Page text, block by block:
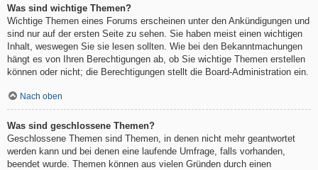
Was sind wichtige Themen?
Wichtige Themen eines Forums erscheinen unter den Ankündigungen und
sind nur auf der ersten Seite zu sehen. Sie haben meist einen wichtigen
Inhalt, weswegen Sie sie lesen sollten. Wie bei den Bekanntmachungen
hängt es von Ihren Berechtigungen ab, ob Sie wichtige Themen erstellen
können oder nicht; die Berechtigungen stellt die Board-Administration ein.
Nach oben
Was sind geschlossene Themen?
Geschlossene Themen sind Themen, in denen nicht mehr geantwortet
werden kann und bei denen eine laufende Umfrage, falls vorhanden,
beendet wurde. Themen können aus vielen Gründen durch einen